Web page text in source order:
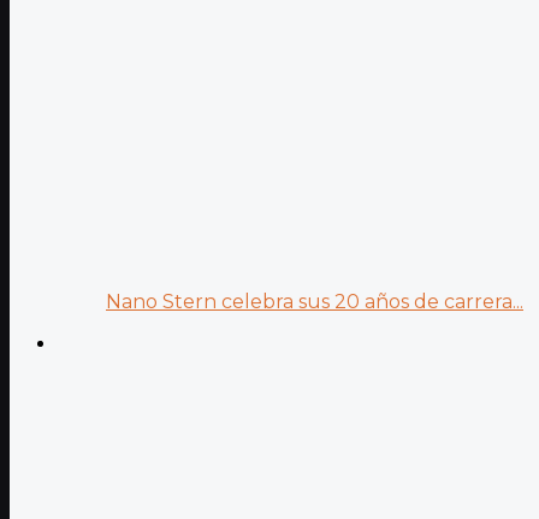
Nano Stern celebra sus 20 años de carrera...